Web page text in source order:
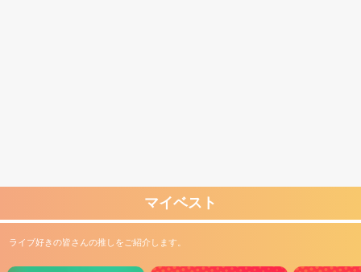
マイベスト
ライブ好きの皆さんの推しをご紹介します。